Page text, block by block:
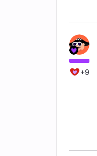
+9